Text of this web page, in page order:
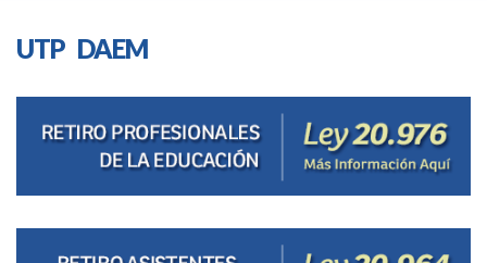
UTP DAEM